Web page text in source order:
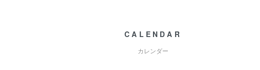
CALENDAR
カレンダー